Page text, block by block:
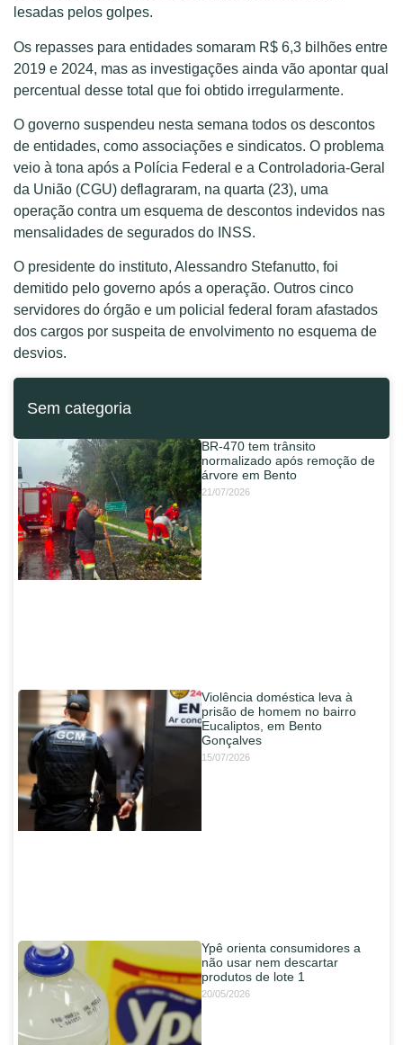
lesadas pelos golpes.
Os repasses para entidades somaram R$ 6,3 bilhões entre
2019 e 2024, mas as investigações ainda vão apontar qual
percentual desse total que foi obtido irregularmente.
O governo suspendeu nesta semana todos os descontos
de entidades, como associações e sindicatos. O problema
veio à tona após a Polícia Federal e a Controladoria-Geral
da União (CGU) deflagraram, na quarta (23), uma
operação contra um esquema de descontos indevidos nas
mensalidades de segurados do INSS.
O presidente do instituto, Alessandro Stefanutto, foi
demitido pelo governo após a operação. Outros cinco
servidores do órgão e um policial federal foram afastados
dos cargos por suspeita de envolvimento no esquema de
desvios.
Sem categoria
BR-470 tem trânsito
normalizado após remoção de
árvore em Bento
21/07/2026
Violência doméstica leva à
prisão de homem no bairro
Eucaliptos, em Bento
Gonçalves
15/07/2026
Ypê orienta consumidores a
não usar nem descartar
produtos de lote 1
20/05/2026